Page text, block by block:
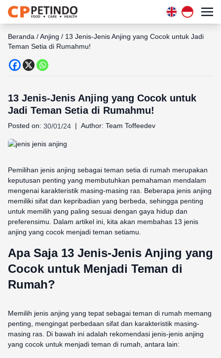
Beranda /Anjing / 13 Jenis-Jenis Anjing yang Cocok untuk Jadi
Teman Setia di Rumahmu!
13 Jenis-Jenis Anjing yang Cocok untuk
Jadi Teman Setia di Rumahmu!
Posted on: 30/01/24 | Author: Team Toffeedev
Pemilihan jenis anjing sebagai teman setia di rumah merupakan
keputusan penting yang membutuhkan pemahaman mendalam
mengenai karakteristik masing-masing ras. Beberapa jenis anjing
memiliki sifat dan kepribadian yang berbeda, sehingga penting
untuk memilih yang paling sesuai dengan gaya hidup dan
preferensimu. Dalam artikel ini, kita akan membahas 13 jenis
anjing yang cocok menjadi teman setiamu.
Apa Saja 13 Jenis-Jenis Anjing yang
Cocok untuk Menjadi Teman di
Rumah?
Memilih jenis anjing yang tepat sebagai teman di rumah memang
penting, mengingat perbedaan sifat dan karakteristik masing-
masing ras. Di bawah ini adalah rekomendasi jenis-jenis anjing
yang cocok untuk menjadi teman di rumah, antara lain: